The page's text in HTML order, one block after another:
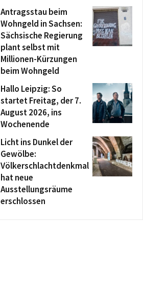
Antragsstau beim
Wohngeld in Sachsen:
Sächsische Regierung
plant selbst mit
Millionen-Kürzungen
beim Wohngeld
Hallo Leipzig: So
startet Freitag, der 7.
August 2026, ins
Wochenende
Licht ins Dunkel der
Gewölbe:
Völkerschlachtdenkmal
hat neue
Ausstellungsräume
erschlossen